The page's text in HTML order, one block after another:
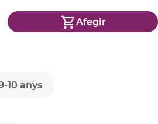
Afegir
10 anys